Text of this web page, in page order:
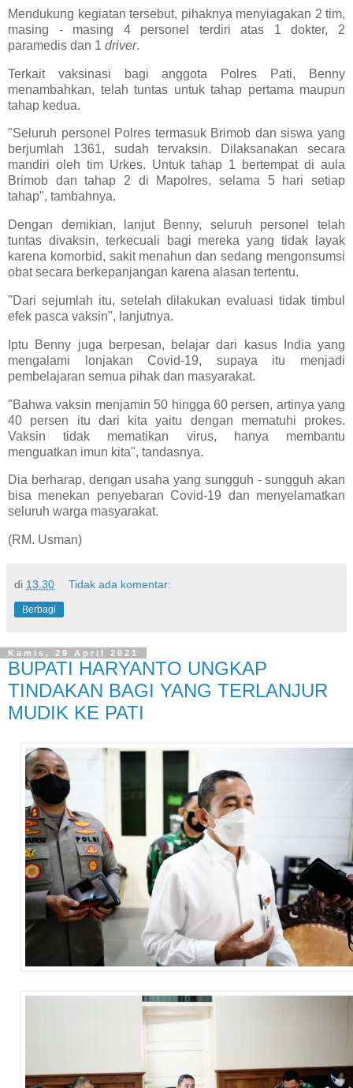
Mendukung kegiatan tersebut, pihaknya menyiagakan 2 tim,
masing - masing 4 personel terdiri atas 1 dokter, 2
paramedis dan 1 driver.
Terkait vaksinasi bagi anggota Polres Pati, Benny
menambahkan, telah tuntas untuk tahap pertama maupun
tahap kedua.
"Seluruh personel Polres termasuk Brimob dan siswa yang
berjumlah 1361, sudah tervaksin. Dilaksanakan secara
mandiri oleh tim Urkes. Untuk tahap 1 bertempat di aula
Brimob dan tahap 2 di Mapolres, selama 5 hari setiap
tahap", tambahnya.
Dengan demikian, lanjut Benny, seluruh personel telah
tuntas divaksin, terkecuali bagi mereka yang tidak layak
karena komorbid, sakit menahun dan sedang mengonsumsi
obat secara berkepanjangan karena alasan tertentu.
"Dari sejumlah itu, setelah dilakukan evaluasi tidak timbul
efek pasca vaksin", lanjutnya.
Iptu Benny juga berpesan, belajar dari kasus India yang
mengalami lonjakan Covid-19, supaya itu menjadi
pembelajaran semua pihak dan masyarakat.
"Bahwa vaksin menjamin 50 hingga 60 persen, artinya yang
40 persen itu dari kita yaitu dengan mematuhi prokes.
Vaksin tidak mematikan virus, hanya membantu
menguatkan imun kita", tandasnya.
Dia berharap, dengan usaha yang sungguh - sungguh akan
bisa menekan penyebaran Covid-19 dan menyelamatkan
seluruh warga masyarakat.
(RM. Usman)
di 13.30 Tidak ada komentar:
Berbagi
Kamis, 29 April 2021
BUPATI HARYANTO UNGKAP
TINDAKAN BAGI YANG TERLANJUR
MUDIK KE PATI